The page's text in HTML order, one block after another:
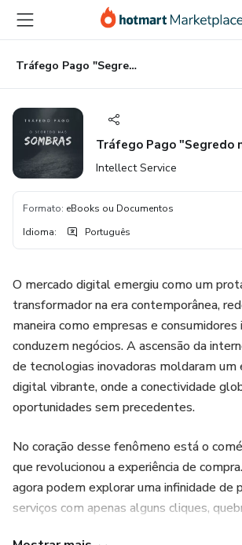
para
conteúdo
principal
para
pagamento
para
rodapé
Tráfego Pago "Segredo nas Sombras"
Tráfego Pago "Segredo
Intellect Service
Formato: eBooks ou Documentos
Idioma: Português
O mercado digital emergiu como um
transformador na era contemporânea,
maneira como empresas e
conduzem negócios. A ascensão da
de tecnologias inovadoras moldaram um
digital vibrante, onde a conectividade
oportunidades sem precedentes.
No coração desse fenômeno está o
que revolucionou a experiência de
agora podem explorar uma infinidade de
serviços com apenas alguns cliques,